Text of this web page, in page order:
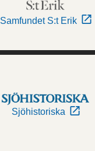
Samfundet S:t Erik
Sjöhistoriska